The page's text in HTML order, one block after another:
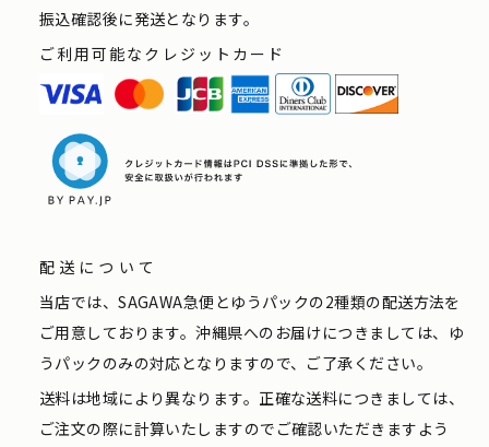
振込確認後に発送となります。
ご利用可能なクレジットカード
配送について
当店では、SAGAWA急便とゆうパックの2種類の配送方法を
ご用意しております。沖縄県へのお届けにつきましては、ゆ
うパックのみの対応となりますので、ご了承ください。
送料は地域により異なります。正確な送料につきましては、
ご注文の際に計算いたしますのでご確認いただきますよう